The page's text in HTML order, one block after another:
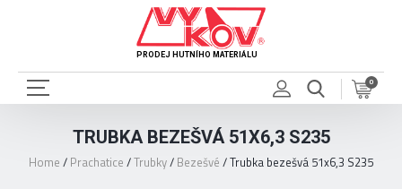
PRODEJ HUTNÍHO MATERIÁLU
0
TRUBKA BEZEŠVÁ 51X6,3 S235
Home / Prachatice /Trubky/ Bezešvé /Trubka bezešvá 51x6,3 S235